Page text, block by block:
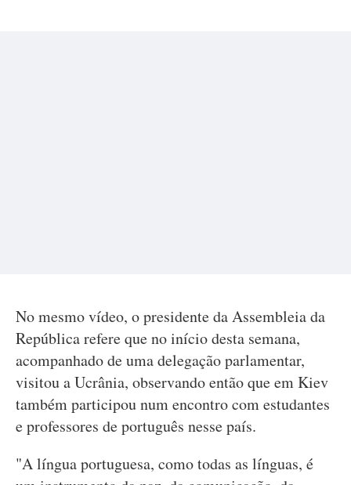
No mesmo vídeo, o presidente da Assembleia da
República refere que no início desta semana,
acompanhado de uma delegação parlamentar,
visitou a Ucrânia, observando então que em Kiev
também participou num encontro com estudantes
e professores de português nesse país.
"A língua portuguesa, como todas as línguas, é